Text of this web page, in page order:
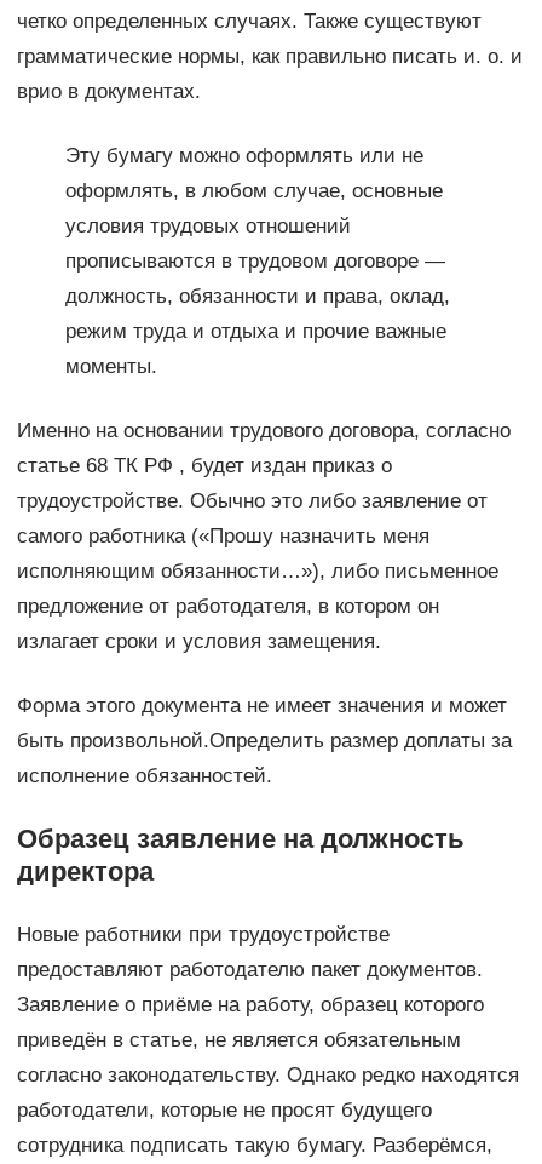
четко определенных случаях. Также существуют
грамматические нормы, как правильно писать и. о. и
врио в документах.
Эту бумагу можно оформлять или не
оформлять, в любом случае, основные
условия трудовых отношений
прописываются в трудовом договоре —
должность, обязанности и права, оклад,
режим труда и отдыха и прочие важные
моменты.
Именно на основании трудового договора, согласно
статье 68 ТК РФ , будет издан приказ о
трудоустройстве. Обычно это либо заявление от
самого работника («Прошу назначить меня
исполняющим обязанности…»), либо письменное
предложение от работодателя, в котором он
излагает сроки и условия замещения.
Форма этого документа не имеет значения и может
быть произвольной.Определить размер доплаты за
исполнение обязанностей.
Образец заявление на должность
директора
Новые работники при трудоустройстве
предоставляют работодателю пакет документов.
Заявление о приёме на работу, образец которого
приведён в статье, не является обязательным
согласно законодательству. Однако редко находятся
работодатели, которые не просят будущего
сотрудника подписать такую бумагу. Разберёмся,